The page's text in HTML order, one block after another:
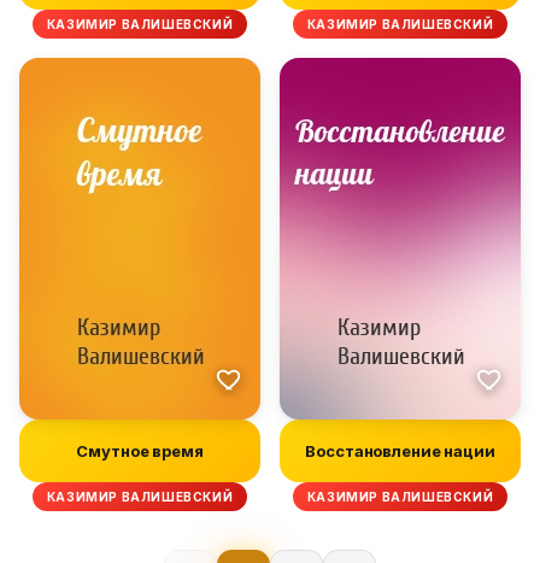
КАЗИМИР ВАЛИШЕВСКИЙ КАЗИМИР ВАЛИШЕВСКИЙ
Смутное время
КАЗИМИР ВАЛИШЕВСКИЙ
Восстановление нации
КАЗИМИР ВАЛИШЕВСКИЙ